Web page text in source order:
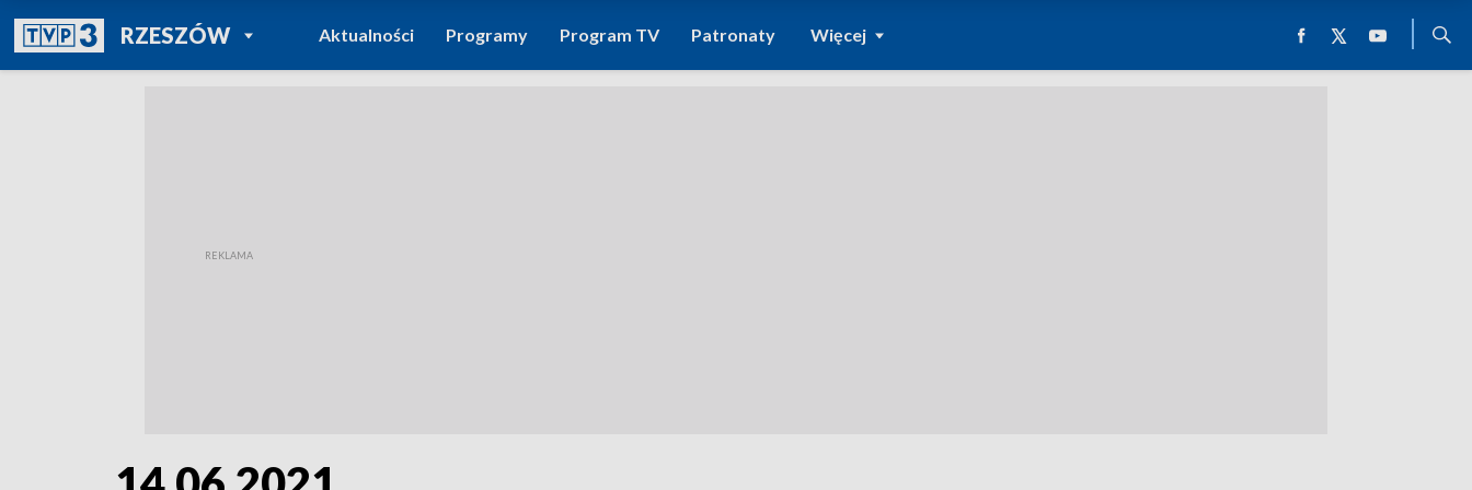
RZESZÓWPOWRÓT DO
TVP REGIONY
Aktualności Programy Program TV Patronaty Więcej